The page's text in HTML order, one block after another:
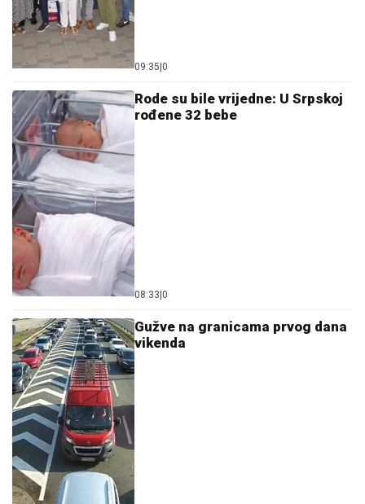
09:35|0
Rode su bile vrijedne: U Srpskoj
rođene 32 bebe
08:33|0
Gužve na granicama prvog dana
vikenda